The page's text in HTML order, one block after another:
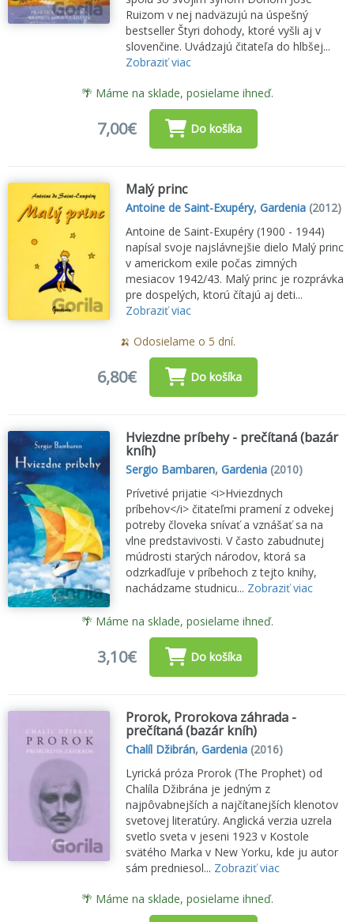
Ruizom v nej nadväzujú na úspešný
bestseller Štyri dohody, ktoré vyšli aj v
slovenčine. Uvádzajú čitateľa do hlbšej...
Zobraziť viac
🌴 Máme na sklade, posielame ihneď.
7,00€ Do košíka
Malý princ
Antoine de Saint-Exupéry,Gardenia (2012)
Antoine de Saint-Exupéry (1900 - 1944)
napísal svoje najslávnejšie dielo Malý princ
v americkom exile počas zimných
mesiacov 1942/43. Malý princ je rozprávka
pre dospelých, ktorú čítajú aj deti...
Zobraziť viac
🍌 Odosielame o 5 dní.
6,80€ Do košíka
Hviezdne príbehy - prečítaná (bazár
kníh)
Sergio Bambaren,Gardenia (2010)
Prívetivé prijatie <i>Hviezdnych
príbehov</i> čitateľmi pramení z odvekej
potreby človeka snívať a vznášať sa na
vlne predstavivosti. V často zabudnutej
múdrosti starých národov, ktorá sa
odzrkadľuje v príbehoch z tejto knihy,
nachádzame studnicu... Zobraziť viac
🌴 Máme na sklade, posielame ihneď.
3,10€ Do košíka
Prorok, Prorokova záhrada -
prečítaná (bazár kníh)
Chalíl Džibrán,Gardenia (2016)
Lyrická próza Prorok (The Prophet) od
Chalíla Džibrána je jedným z
najpôvabnejších a najčítanejších klenotov
svetovej literatúry. Anglická verzia uzrela
svetlo sveta v jeseni 1923 v Kostole
svätého Marka v New Yorku, kde ju autor
sám predniesol... Zobraziť viac
🌴 Máme na sklade, posielame ihneď.